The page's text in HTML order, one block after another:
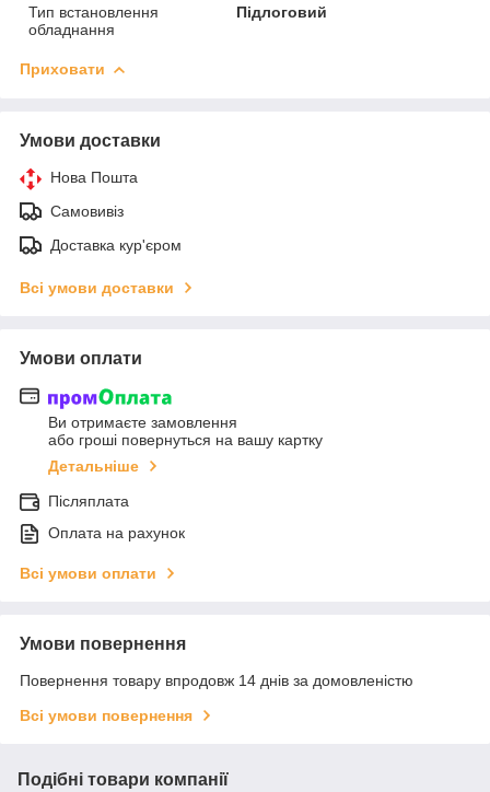
Тип встановлення
обладнання
Підлоговий
Приховати
Умови доставки
Нова Пошта
Самовивіз
Доставка кур'єром
Всі умови доставки
Умови оплати
Ви отримаєте замовлення
або гроші повернуться на вашу картку
Детальніше
Післяплата
Оплата на рахунок
Всі умови оплати
Умови повернення
Повернення товару впродовж 14 днів за домовленістю
Всі умови повернення
Подібні товари компанії